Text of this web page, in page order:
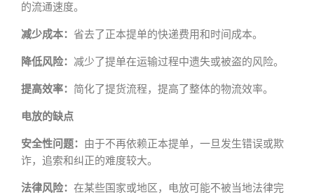
的流通速度。
减少成本： 省去了正本提单的快递费用和时间成本。
降低风险： 减少了提单在运输过程中遗失或被盗的风险。
提高效率： 简化了提货流程，提高了整体的物流效率。
电放的缺点
安全性问题： 由于不再依赖正本提单，一旦发生错误或欺
诈，追索和纠正的难度较大。
法律风险： 在某些国家或地区，电放可能不被当地法律完